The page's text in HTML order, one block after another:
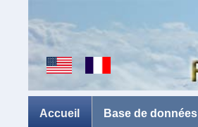
Accueil Base de données